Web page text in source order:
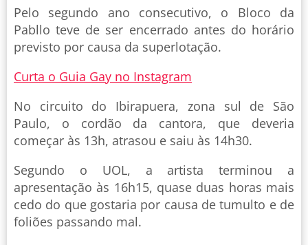
Pelo segundo ano consecutivo, o Bloco da
Pabllo teve de ser encerrado antes do horário
previsto por causa da superlotação.
Curta o Guia Gay no Instagram
No circuito do Ibirapuera, zona sul de São
Paulo, o cordão da cantora, que deveria
começar às 13h, atrasou e saiu às 14h30.
Segundo o UOL, a artista terminou a
apresentação às 16h15, quase duas horas mais
cedo do que gostaria por causa de tumulto e de
foliões passando mal.